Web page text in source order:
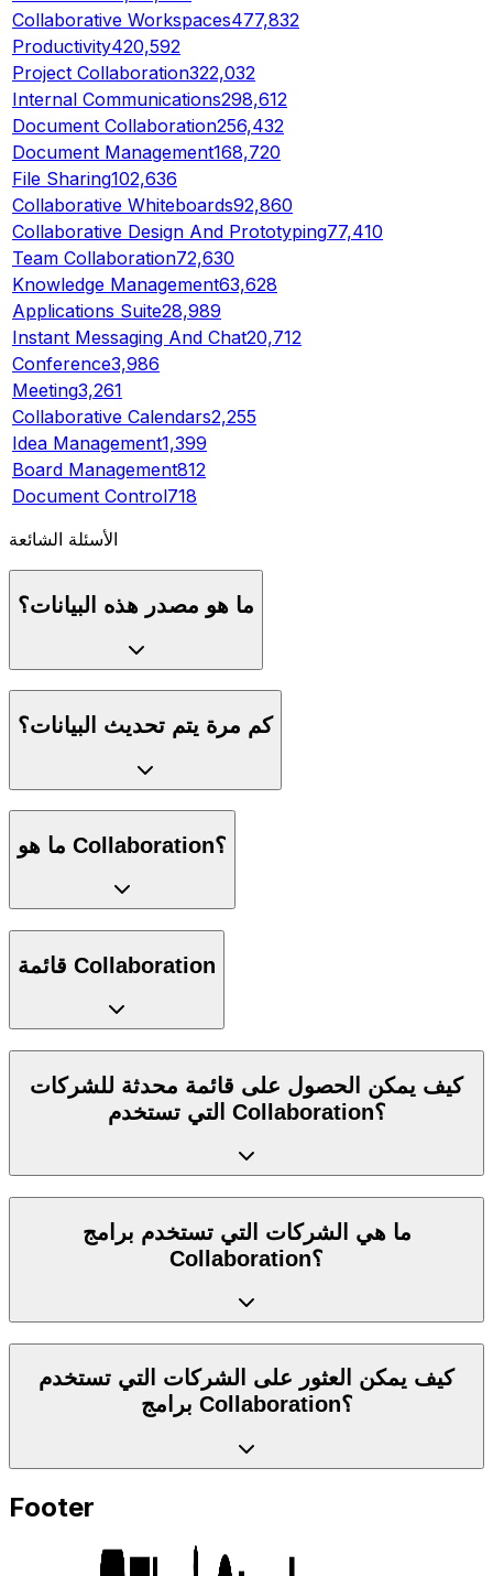
Collaborative Workspaces477,832
Productivity420,592
Project Collaboration322,032
Internal Communications298,612
Document Collaboration256,432
Document Management168,720
File Sharing102,636
Collaborative Whiteboards92,860
Collaborative Design And Prototyping77,410
Team Collaboration72,630
Knowledge Management63,628
Applications Suite28,989
Instant Messaging And Chat20,712
Conference3,986
Meeting3,261
Collaborative Calendars2,255
Idea Management1,399
Board Management812
Document Control718
الأسئلة الشائعة
ما هو مصدر هذه البيانات؟
كم مرة يتم تحديث البيانات؟
ما هو Collaboration؟
قائمة Collaboration
كيف يمكن الحصول على قائمة محدثة للشركات
التي تستخدم Collaboration؟
ما هي الشركات التي تستخدم برامج
Collaboration؟
كيف يمكن العثور على الشركات التي تستخدم
برامج Collaboration؟
Footer